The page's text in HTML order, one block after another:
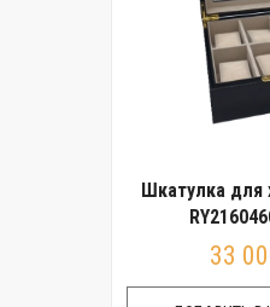
Шкатулка для
33